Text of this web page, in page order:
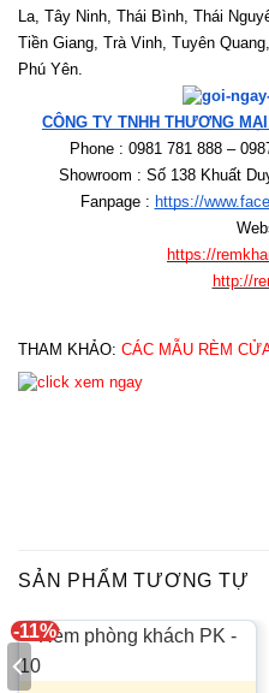
La, Tây Ninh, Thái Bình, Thái
Tiền Giang, Trà Vinh, Tuyên
Phú Yên.
CÔNG TY TNHH THƯƠNG
Phone : 0981 781 888 –
Showroom : Số 138 Khuất
Fanpage : https://
https://
http://
THAM KHẢO: CÁC MẪU RÈM
SẢN PHẨM TƯƠNG TỰ
-11%